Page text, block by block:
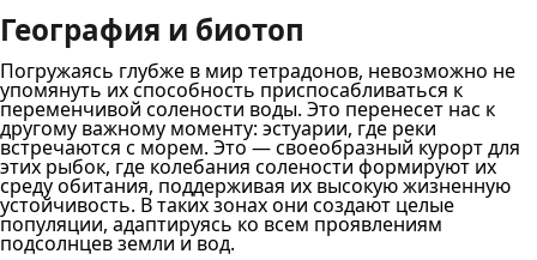
География и биотоп
Погружаясь глубже в мир тетрадонов, невозможно не
упомянуть их способность приспосабливаться к
переменчивой солености воды. Это перенесет нас к
другому важному моменту: эстуарии, где реки
встречаются с морем. Это — своеобразный курорт для
этих рыбок, где колебания солености формируют их
среду обитания, поддерживая их высокую жизненную
устойчивость. В таких зонах они создают целые
популяции, адаптируясь ко всем проявлениям
подсолнцев земли и вод.